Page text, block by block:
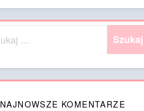
NAJNOWSZE KOMENTARZE